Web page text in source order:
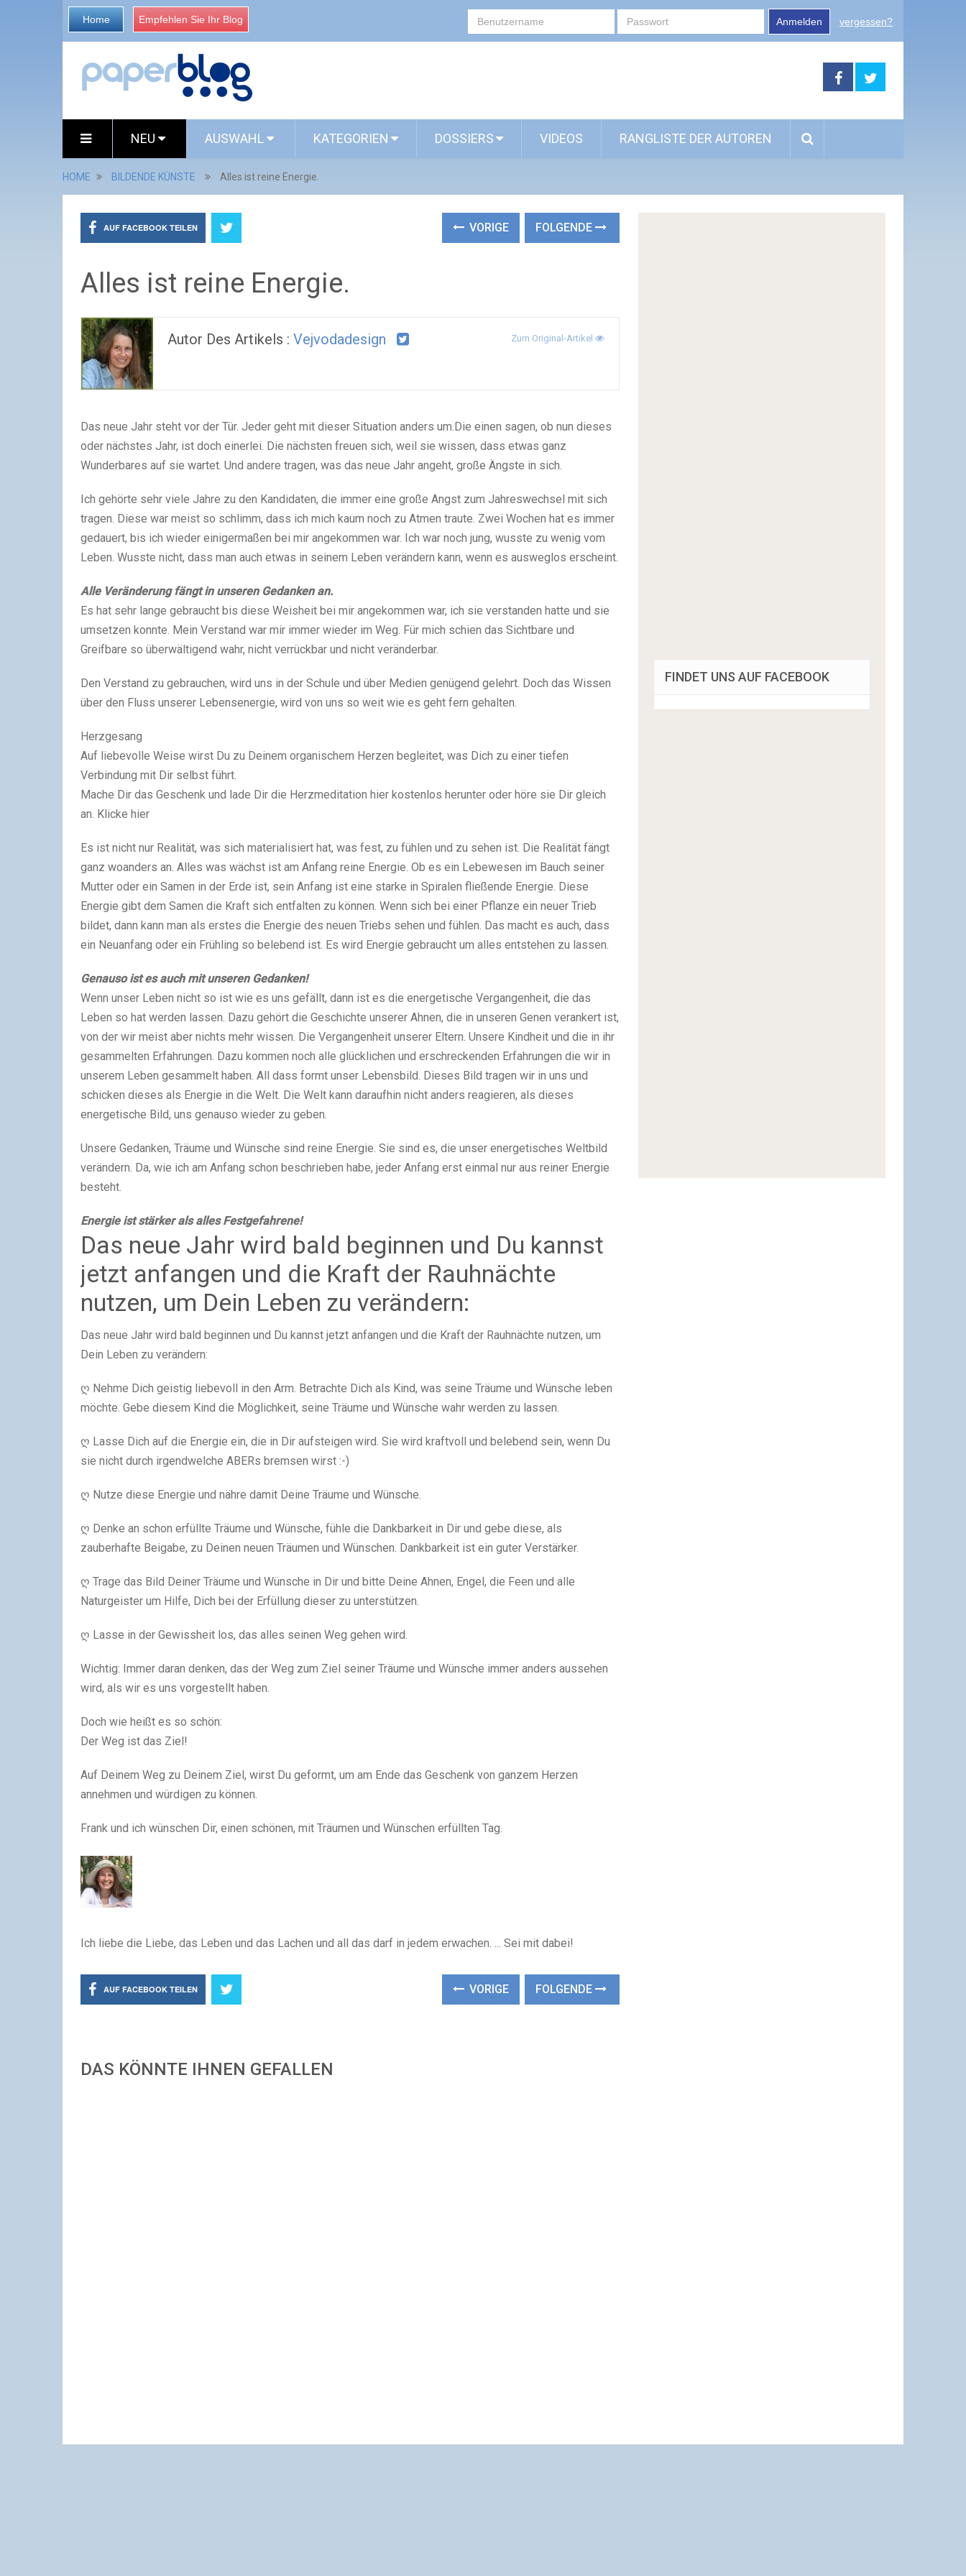
Home Empfehlen Sie Ihr Blog Anmelden vergessen?
NEU AUSWAHL KATEGORIEN DOSSIERS VIDEOS RANGLISTE DER AUTOREN
HOME BILDENDE KÜNSTE Alles ist reine Energie.
AUF FACEBOOK TEILEN VORIGE FOLGENDE
Alles ist reine Energie.
Autor Des Artikels : Vejvodadesign Zum Original-Artikel
Das neue Jahr steht vor der Tür. Jeder geht mit dieser Situation anders um.Die einen sagen, ob nun dieses
oder nächstes Jahr, ist doch einerlei. Die nächsten freuen sich, weil sie wissen, dass etwas ganz
Wunderbares auf sie wartet. Und andere tragen, was das neue Jahr angeht, große Ängste in sich.
Ich gehörte sehr viele Jahre zu den Kandidaten, die immer eine große Angst zum Jahreswechsel mit sich
tragen. Diese war meist so schlimm, dass ich mich kaum noch zu Atmen traute. Zwei Wochen hat es immer
gedauert, bis ich wieder einigermaßen bei mir angekommen war. Ich war noch jung, wusste zu wenig vom
Leben. Wusste nicht, dass man auch etwas in seinem Leben verändern kann, wenn es ausweglos erscheint.
Alle Veränderung fängt in unseren Gedanken an.
Es hat sehr lange gebraucht bis diese Weisheit bei mir angekommen war, ich sie verstanden hatte und sie
umsetzen konnte. Mein Verstand war mir immer wieder im Weg. Für mich schien das Sichtbare und
Greifbare so überwältigend wahr, nicht verrückbar und nicht veränderbar.
Den Verstand zu gebrauchen, wird uns in der Schule und über Medien genügend gelehrt. Doch das Wissen
über den Fluss unserer Lebensenergie, wird von uns so weit wie es geht fern gehalten.
Herzgesang
Auf liebevolle Weise wirst Du zu Deinem organischem Herzen begleitet, was Dich zu einer tiefen
Verbindung mit Dir selbst führt.
Mache Dir das Geschenk und lade Dir die Herzmeditation hier kostenlos herunter oder höre sie Dir gleich
an. Klicke hier
Es ist nicht nur Realität, was sich materialisiert hat, was fest, zu fühlen und zu sehen ist. Die Realität fängt
ganz woanders an. Alles was wächst ist am Anfang reine Energie. Ob es ein Lebewesen im Bauch seiner
Mutter oder ein Samen in der Erde ist, sein Anfang ist eine starke in Spiralen fließende Energie. Diese
Energie gibt dem Samen die Kraft sich entfalten zu können. Wenn sich bei einer Pflanze ein neuer Trieb
bildet, dann kann man als erstes die Energie des neuen Triebs sehen und fühlen. Das macht es auch, dass
ein Neuanfang oder ein Frühling so belebend ist. Es wird Energie gebraucht um alles entstehen zu lassen.
Genauso ist es auch mit unseren Gedanken!
Wenn unser Leben nicht so ist wie es uns gefällt, dann ist es die energetische Vergangenheit, die das
Leben so hat werden lassen. Dazu gehört die Geschichte unserer Ahnen, die in unseren Genen verankert ist,
von der wir meist aber nichts mehr wissen. Die Vergangenheit unserer Eltern. Unsere Kindheit und die in ihr
gesammelten Erfahrungen. Dazu kommen noch alle glücklichen und erschreckenden Erfahrungen die wir in
unserem Leben gesammelt haben. All dass formt unser Lebensbild. Dieses Bild tragen wir in uns und
schicken dieses als Energie in die Welt. Die Welt kann daraufhin nicht anders reagieren, als dieses
energetische Bild, uns genauso wieder zu geben.
Unsere Gedanken, Träume und Wünsche sind reine Energie. Sie sind es, die unser energetisches Weltbild
verändern. Da, wie ich am Anfang schon beschrieben habe, jeder Anfang erst einmal nur aus reiner Energie
besteht.
Energie ist stärker als alles Festgefahrene!
Das neue Jahr wird bald beginnen und Du kannst
jetzt anfangen und die Kraft der Rauhnächte
nutzen, um Dein Leben zu verändern:
Das neue Jahr wird bald beginnen und Du kannst jetzt anfangen und die Kraft der Rauhnächte nutzen, um
Dein Leben zu verändern:
ღ Nehme Dich geistig liebevoll in den Arm. Betrachte Dich als Kind, was seine Träume und Wünsche leben
möchte. Gebe diesem Kind die Möglichkeit, seine Träume und Wünsche wahr werden zu lassen.
ღ Lasse Dich auf die Energie ein, die in Dir aufsteigen wird. Sie wird kraftvoll und belebend sein, wenn Du
sie nicht durch irgendwelche ABERs bremsen wirst :-)
ღ Nutze diese Energie und nähre damit Deine Träume und Wünsche.
ღ Denke an schon erfüllte Träume und Wünsche, fühle die Dankbarkeit in Dir und gebe diese, als
zauberhafte Beigabe, zu Deinen neuen Träumen und Wünschen. Dankbarkeit ist ein guter Verstärker.
ღ Trage das Bild Deiner Träume und Wünsche in Dir und bitte Deine Ahnen, Engel, die Feen und alle
Naturgeister um Hilfe, Dich bei der Erfüllung dieser zu unterstützen.
ღ Lasse in der Gewissheit los, das alles seinen Weg gehen wird.
Wichtig: Immer daran denken, das der Weg zum Ziel seiner Träume und Wünsche immer anders aussehen
wird, als wir es uns vorgestellt haben.
Doch wie heißt es so schön:
Der Weg ist das Ziel!
Auf Deinem Weg zu Deinem Ziel, wirst Du geformt, um am Ende das Geschenk von ganzem Herzen
annehmen und würdigen zu können.
Frank und ich wünschen Dir, einen schönen, mit Träumen und Wünschen erfüllten Tag.
Ich liebe die Liebe, das Leben und das Lachen und all das darf in jedem erwachen. ... Sei mit dabei!
AUF FACEBOOK TEILEN VORIGE FOLGENDE
DAS KÖNNTE IHNEN GEFALLEN
FINDET UNS AUF FACEBOOK